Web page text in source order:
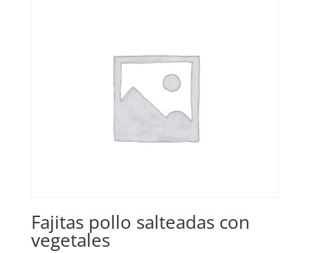
Fajitas pollo salteadas con
vegetales